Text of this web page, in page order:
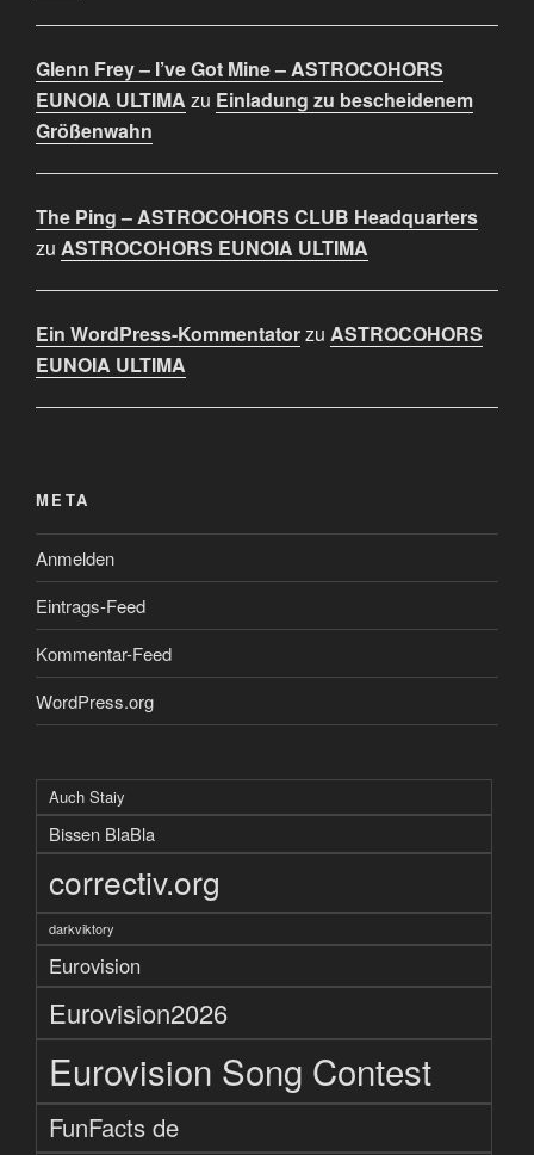
Glenn Frey – I’ve Got Mine – ASTROCOHORS
EUNOIA ULTIMA zu Einladung zu bescheidenem
Größenwahn
The Ping – ASTROCOHORS CLUB Headquarters
zu ASTROCOHORS EUNOIA ULTIMA
Ein WordPress-Kommentatorzu ASTROCOHORS
EUNOIA ULTIMA
META
Anmelden
Eintrags-Feed
Kommentar-Feed
WordPress.org
Auch Staiy
Bissen BlaBla
correctiv.org
darkviktory
Eurovision
Eurovision2026
Eurovision Song Contest
FunFacts de